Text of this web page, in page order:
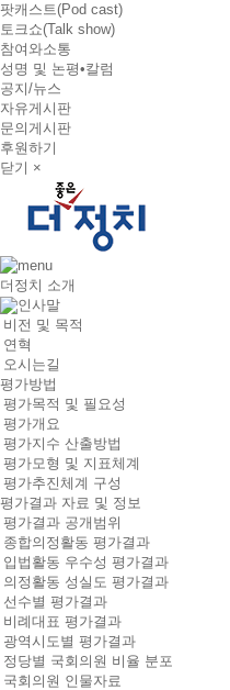
팟캐스트(Pod cast)
토크쇼(Talk show)
참여와소통
성명 및 논평•칼럼
공지/뉴스
자유게시판
문의게시판
후원하기
닫기 ×
더정치 소개
인사말
비전 및 목적
연혁
오시는길
평가방법
평가목적 및 필요성
평가개요
평가지수 산출방법
평가모형 및 지표체계
평가추진체계 구성
평가결과 자료 및 정보
평가결과 공개범위
종합의정활동 평가결과
입법활동 우수성 평가결과
의정활동 성실도 평가결과
선수별 평가결과
비례대표 평가결과
광역시도별 평가결과
정당별 국회의원 비율 분포
국회의원 인물자료